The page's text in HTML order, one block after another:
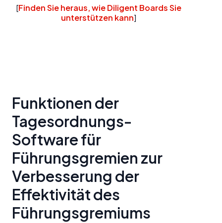
[Finden Sie heraus, wie Diligent Boards Sie
unterstützen kann]
Funktionen der
Tagesordnungs-
Software für
Führungsgremien zur
Verbesserung der
Effektivität des
Führungsgremiums